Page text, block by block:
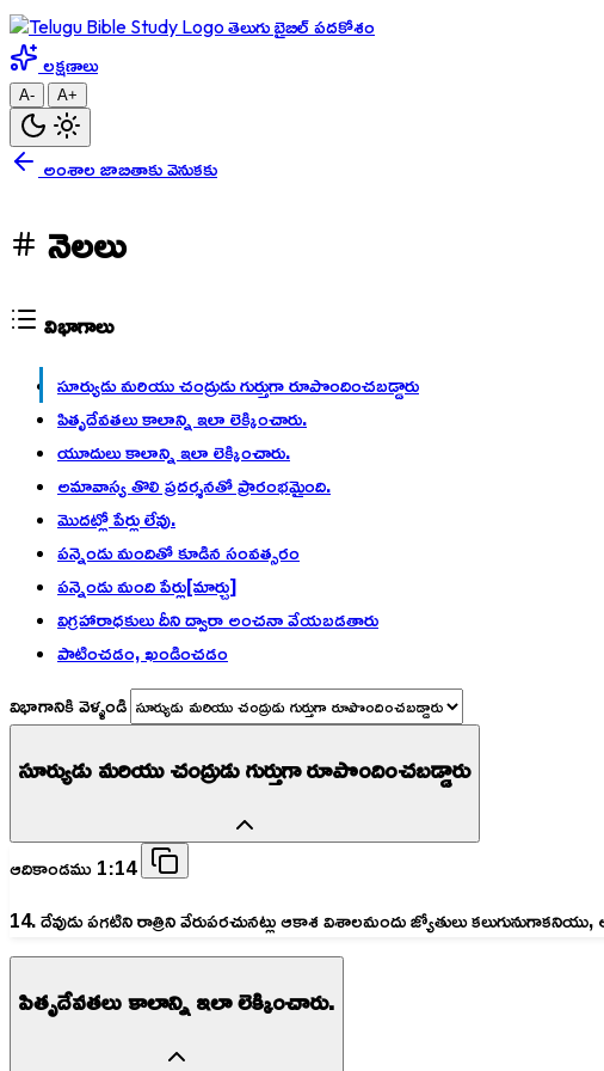
తెలుగు బైబిల్ పదకోశం
లక్షణాలు
A- A+
అంశాల జాబితాకు వెనుకకు
నెలలు
విభాగాలు
సూర్యుడు మరియు చంద్రుడు గుర్తుగా రూపొందించబడ్డారు
పితృదేవతలు కాలాన్ని ఇలా లెక్కించారు.
యూదులు కాలాన్ని ఇలా లెక్కించారు.
అమావాస్య తొలి ప్రదర్శనతో ప్రారంభమైంది.
మొదట్లో పేర్లు లేవు.
పన్నెండు మందితో కూడిన సంవత్సరం
పన్నెండు మంది పేర్లు[మార్చు]
విగ్రహారాధకులు దీని ద్వారా అంచనా వేయబడతారు
పాటించడం, ఖండించడం
విభాగానికి వెళ్ళండి
సూర్యుడు మరియు చంద్రుడు గుర్తుగా రూపొందించబడ్డారు
ఆదికాండము 1:14
14. దేవుడు పగటిని రాత్రిని వేరుపరచునట్లు ఆకాశ విశాలమందు జ్యోతులు
పితృదేవతలు కాలాన్ని ఇలా లెక్కించారు.